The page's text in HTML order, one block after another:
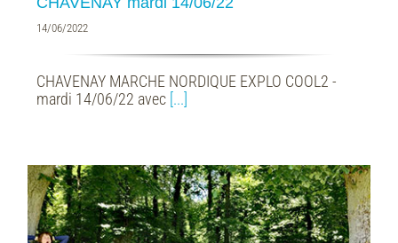
14/06/2022
CHAVENAY MARCHE NORDIQUE EXPLO COOL2 -
mardi 14/06/22 avec [...]